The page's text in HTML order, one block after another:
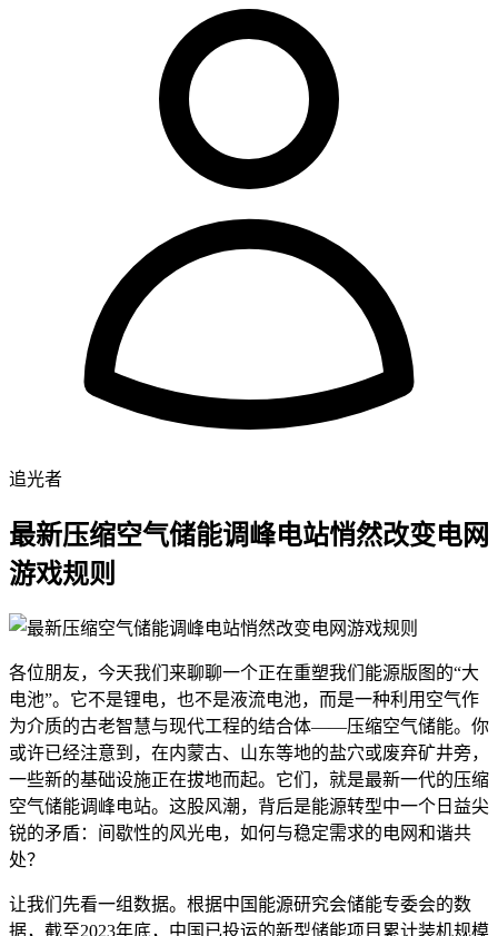
追光者
最新压缩空气储能调峰电站悄然改变电网
游戏规则
各位朋友，今天我们来聊聊一个正在重塑我们能源版图的“大
电池”。它不是锂电，也不是液流电池，而是一种利用空气作
为介质的古老智慧与现代工程的结合体——压缩空气储能。你
或许已经注意到，在内蒙古、山东等地的盐穴或废弃矿井旁，
一些新的基础设施正在拔地而起。它们，就是最新一代的压缩
空气储能调峰电站。这股风潮，背后是能源转型中一个日益尖
锐的矛盾：间歇性的风光电，如何与稳定需求的电网和谐共
处？
让我们先看一组数据。根据中国能源研究会储能专委会的数
据，截至2023年底，中国已投运的新型储能项目累计装机规模